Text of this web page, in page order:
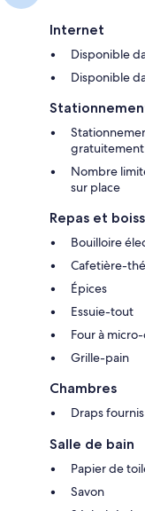
Internet
Disponible
Disponible
gratuitement
Nombre
sur place
Repas et
Bouilloire
Cafetière-
Épices
Essuie-tout
Four à
Grille-pain
Chambres
Draps fournis
Salle de bain
Papier de
Savon